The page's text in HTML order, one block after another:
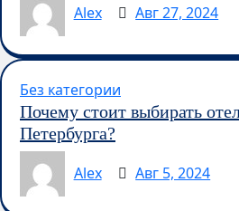
Alex
Авг 27, 2024
Без категории
Почему стоит выбирать
Петербурга?
Alex
Авг 5, 2024